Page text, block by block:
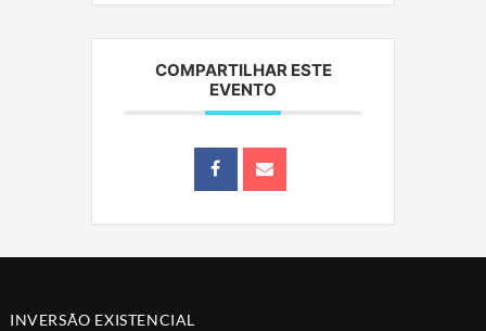
COMPARTILHAR ESTE
EVENTO
INVERSÃO EXISTENCIAL